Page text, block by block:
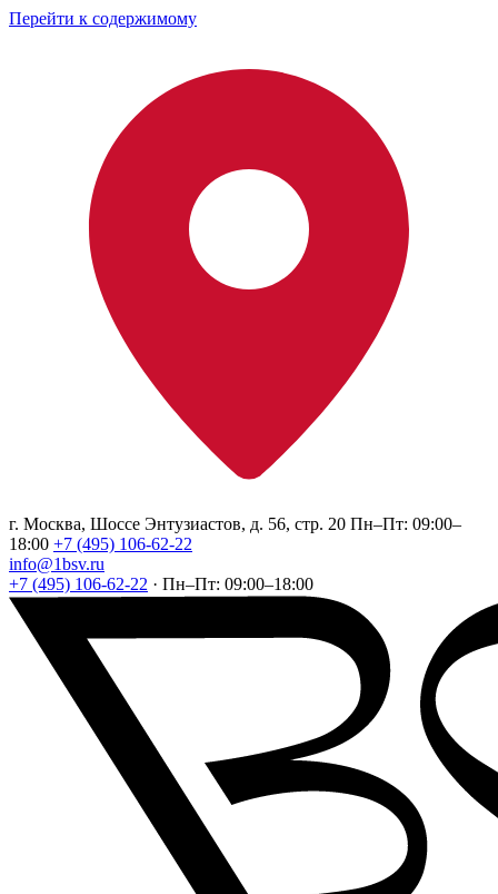
Перейти к содержимому
г. Москва, Шоссе Энтузиастов, д. 56, стр. 20 Пн–Пт: 09:00–
18:00 +7 (495) 106-62-22
info@1bsv.ru
+7 (495) 106-62-22 · Пн–Пт: 09:00–18:00